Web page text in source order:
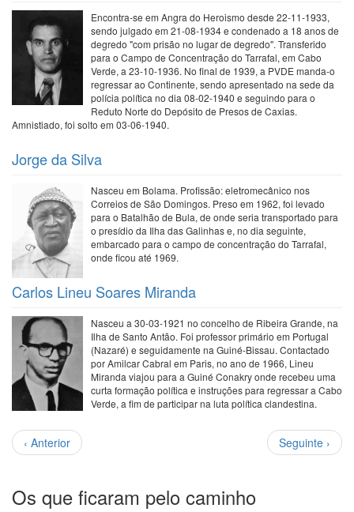
Encontra-se em Angra do Heroismo desde 22-11-1933,
sendo julgado em 21-08-1934 e condenado a 18 anos de
degredo "com prisão no lugar de degredo". Transferido
para o Campo de Concentração do Tarrafal, em Cabo
Verde, a 23-10-1936. No final de 1939, a PVDE manda-o
regressar ao Continente, sendo apresentado na sede da
polícia política no dia 08-02-1940 e seguindo para o
Reduto Norte do Depósito de Presos de Caxias.
Amnistiado, foi solto em 03-06-1940.
Jorge da Silva
Nasceu em Bolama. Profissão: eletromecânico nos
Correios de São Domingos. Preso em 1962, foi levado
para o Batalhão de Bula, de onde seria transportado para
o presídio da Ilha das Galinhas e, no dia seguinte,
embarcado para o campo de concentração do Tarrafal,
onde ficou até 1969.
Carlos Lineu Soares Miranda
Nasceu a 30-03-1921 no concelho de Ribeira Grande, na
Ilha de Santo Antão. Foi professor primário em Portugal
(Nazaré) e seguidamente na Guiné-Bissau. Contactado
por Amilcar Cabral em Paris, no ano de 1966, Lineu
Miranda viajou para a Guiné Conakry onde recebeu uma
curta formação política e instruções para regressar a Cabo
Verde, a fim de participar na luta política clandestina.
Paginação
Página
anterior
‹ Anterior
Próxima
página
Seguinte ›
Os que ficaram pelo caminho